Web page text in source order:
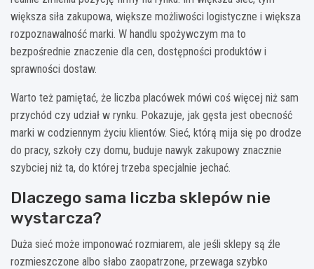
większa siła zakupowa, większe możliwości logistyczne i większa
rozpoznawalność marki. W handlu spożywczym ma to
bezpośrednie znaczenie dla cen, dostępności produktów i
sprawności dostaw.
Warto też pamiętać, że liczba placówek mówi coś więcej niż sam
przychód czy udział w rynku. Pokazuje, jak gęsta jest obecność
marki w codziennym życiu klientów. Sieć, którą mija się po drodze
do pracy, szkoły czy domu, buduje nawyk zakupowy znacznie
szybciej niż ta, do której trzeba specjalnie jechać.
Dlaczego sama liczba sklepów nie
wystarcza?
Duża sieć może imponować rozmiarem, ale jeśli sklepy są źle
rozmieszczone albo słabo zaopatrzone, przewaga szybko